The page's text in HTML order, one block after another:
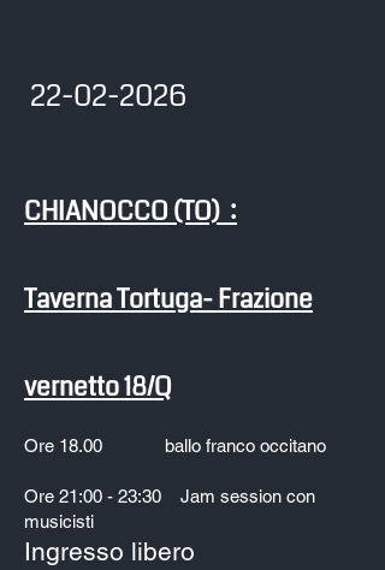
22-02-2026
CHIANOCCO (TO) :
Taverna Tortuga- Frazione
vernetto 18/Q
Ore 18.00 ballo franco occitano
Ore 21:00 - 23:30 Jam session con
musicisti
Ingresso libero